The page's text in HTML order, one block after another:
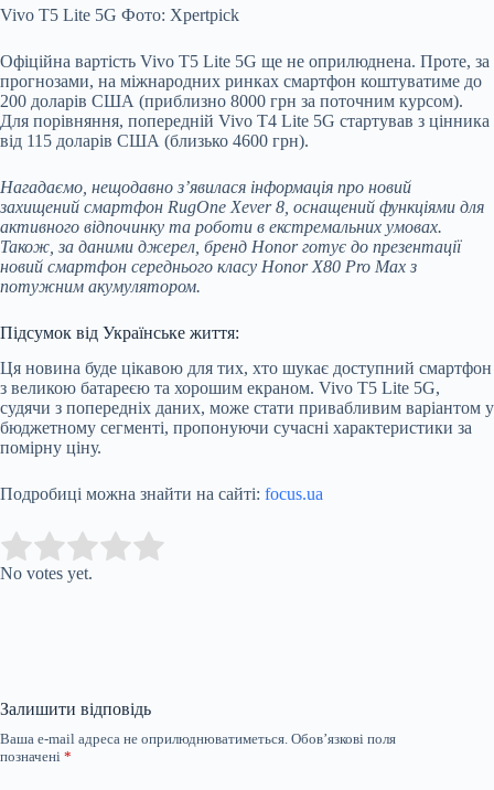
Vivo T5 Lite 5G Фото: Xpertpick
Офіційна вартість Vivo T5 Lite 5G ще не оприлюднена. Проте, за
прогнозами, на міжнародних ринках смартфон коштуватиме до
200 доларів США (приблизно 8000 грн за поточним курсом).
Для порівняння, попередній Vivo T4 Lite 5G стартував з цінника
від 115 доларів США (близько 4600 грн).
Нагадаємо, нещодавно з’явилася інформація про новий
захищений смартфон RugOne Xever 8, оснащений функціями для
активного відпочинку та роботи в екстремальних умовах.
Також, за даними джерел, бренд Honor готує до презентації
новий смартфон середнього класу Honor X80 Pro Max з
потужним акумулятором.
Підсумок від Українське життя:
Ця новина буде цікавою для тих, хто шукає доступний смартфон
з великою батареєю та хорошим екраном. Vivo T5 Lite 5G,
судячи з попередніх даних, може стати привабливим варіантом у
бюджетному сегменті, пропонуючи сучасні характеристики за
помірну ціну.
Подробиці можна знайти на сайті: focus.ua
Rate this item:
No votes yet.
Залишити відповідь
Ваша e-mail адреса не оприлюднюватиметься. Обов’язкові поля
позначені *